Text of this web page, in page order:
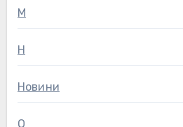
М
Н
Новини
О